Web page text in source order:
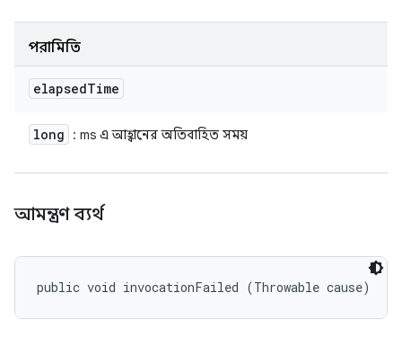
পরামিতি
elapsedTime
long : ms এ আহ্বানের অতিবাহিত সময়
আমন্ত্রণ ব্যর্থ
public void invocationFailed (Throwable cause)